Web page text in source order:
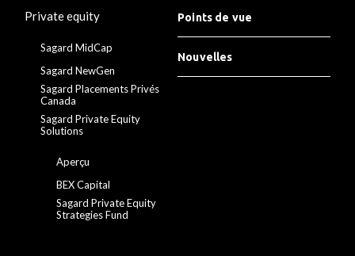
Private equity
Sagard MidCap
Sagard NewGen
Sagard Placements Privés
Canada
Sagard Private Equity
Solutions
Aperçu
BEX Capital
Sagard Private Equity
Strategies Fund
Points de vue
Nouvelles